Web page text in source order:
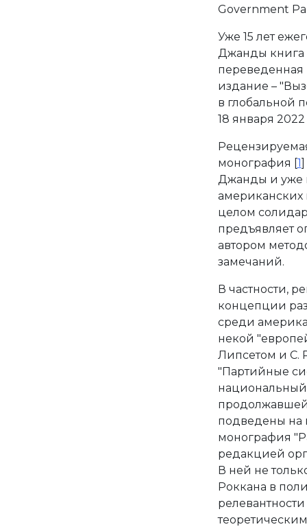
Government
Уже 15 лет
Джанды книга
переведенная
издание –
в глобальной
18 января
монография [1]
Джанды и уже
американских
целом
предъявляет
автором
замечаний.
В частности,
концепции
среди
некой
Липсетом и С.
"Партийные
национальный
подведены на
монография
редакцией
В ней не
Роккана в